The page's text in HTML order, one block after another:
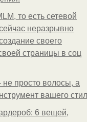
то есть сетевой
неразрывно
своего
страницы в соц
не просто волосы, а
вашего
6 вещей,